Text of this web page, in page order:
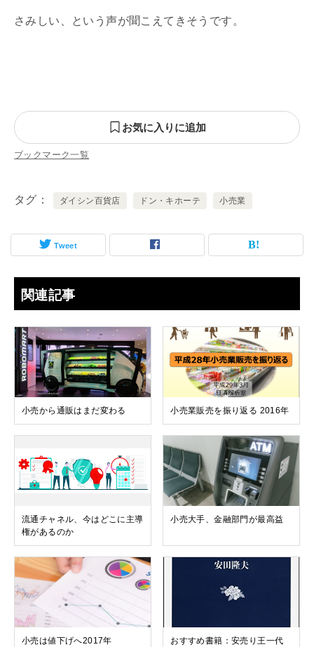
さみしい、という声が聞こえてきそうです。
お気に入りに追加
ブックマーク一覧
タグ ダイシン百貨店 ドン・キホーテ 小売業
Tweet
関連記事
小売から通販はまだ変わる 小売業販売を振り返る 2016年
流通チャネル、今はどこに主導
権があるのか
小売大手、金融部門が最高益
小売は値下げへ2017年
おすすめ書籍：安売り王一代